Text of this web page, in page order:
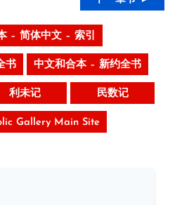
– 简体中文 – 索引
书 中文和合本 – 新约全书
利未记 民数记
Gallery Main Site